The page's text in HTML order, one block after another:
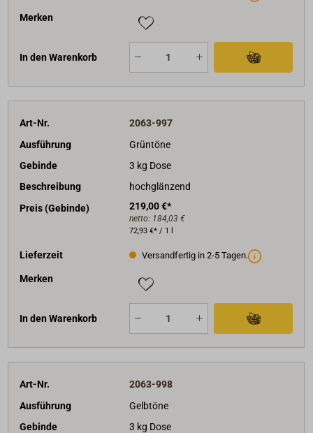
Merken
In den Warenkorb
Art-Nr.
2063-997
Ausführung
Grüntöne
Gebinde
3 kg Dose
Beschreibung
hochglänzend
Preis (Gebinde)
219,00 €*
netto: 184,03 €
72,93 €* / 1 l
Lieferzeit Versandfertig in 2-5 Tagen.
Merken
In den Warenkorb
Art-Nr.
2063-998
Ausführung
Gelbtöne
Gebinde
3 kg Dose